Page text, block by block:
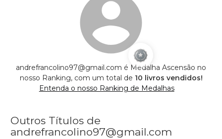
andrefrancolino97@gmail.com é Medalha Ascensão no
nosso Ranking, com um total de 10 livros vendidos!
Entenda o nosso Ranking de Medalhas
Outros Títulos de
andrefrancolino97@gmail.com